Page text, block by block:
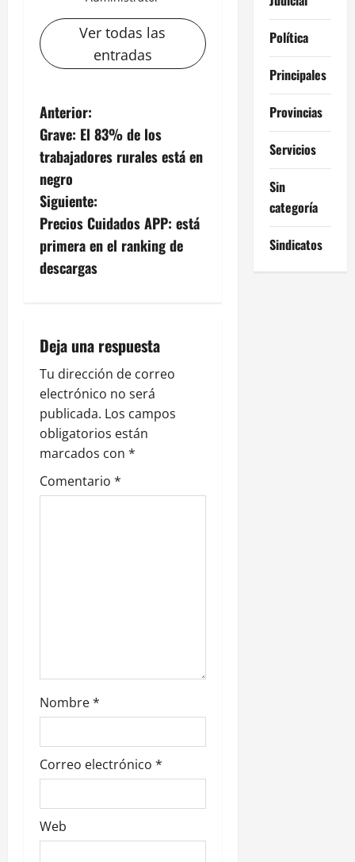
Ver todas las
entradas
N
a
v
e
g
a
i
ó
n
d
e
d
a
s
Anterior:
Grave: El 83% de los
trabajadores rurales está en
negro
Siguiente:
Precios Cuidados APP: está
primera en el ranking de
descargas
Deja una respuesta
Tu dirección de correo
electrónico no será
publicada. Los campos
obligatorios están
marcados con *
Comentario *
Nombre*
Correo electrónico *
Web
Política
Principales
Provincias
Servicios
Sin
categoría
Sindicatos